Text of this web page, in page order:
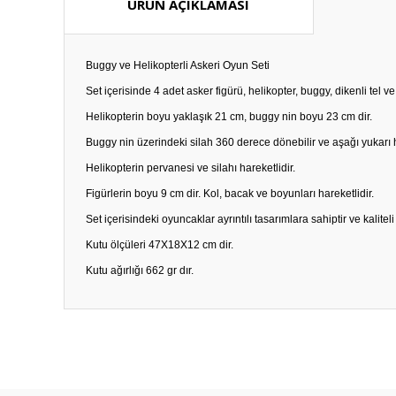
ÜRÜN AÇIKLAMASI
Buggy ve Helikopterli Askeri Oyun Seti
Set içerisinde 4 adet asker figürü, helikopter, buggy, dikenli tel
Helikopterin boyu yaklaşık 21 cm, buggy nin boyu 23 cm dir.
Buggy nin üzerindeki silah 360 derece dönebilir ve aşağı yukarı
Helikopterin pervanesi ve silahı hareketlidir.
Figürlerin boyu 9 cm dir. Kol, bacak ve boyunları hareketlidir.
Set içerisindeki oyuncaklar ayrıntılı tasarımlara sahiptir ve
Kutu ölçüleri 47X18X12 cm dir.
Kutu ağırlığı 662 gr dır.